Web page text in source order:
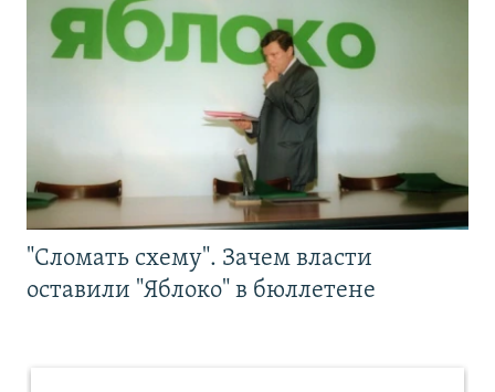
"Сломать схему". Зачем власти
оставили "Яблоко" в бюллетене